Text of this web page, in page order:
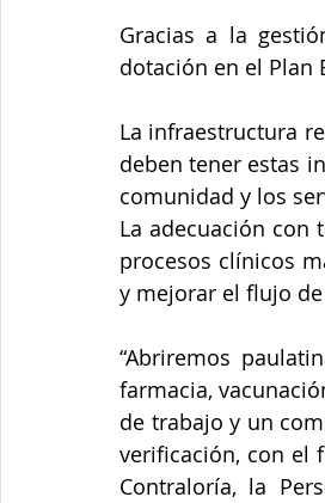
Gracias a la
dotación en el Plan
La infraestructura
deben tener estas
comunidad y los
La adecuación con
procesos clínicos
y mejorar el flujo
“Abriremos
farmacia,
de trabajo y un
verificación, con el
Contraloría, la